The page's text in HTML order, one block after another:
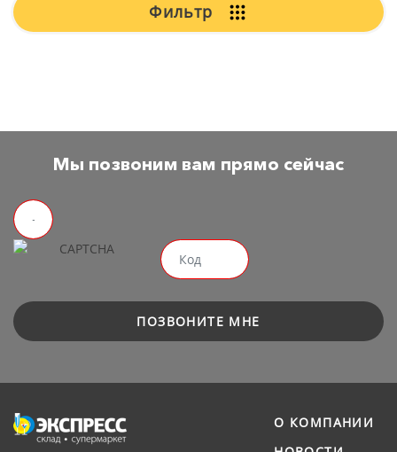
Фильтр
Мы позвоним вам прямо сейчас
ПОЗВОНИТЕ МНЕ
О КОМПАНИИ